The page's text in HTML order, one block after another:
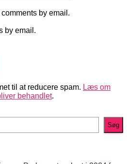
by email.
by email.
til at reducere spam. Læs om
behandlet.
Søg